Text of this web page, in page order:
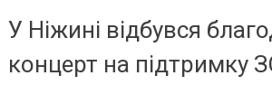
У Ніжині відбувся
концерт на підтримку